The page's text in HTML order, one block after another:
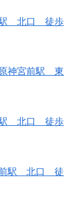
駅 北口 徒歩
神宮前駅 東
駅 北口 徒歩
前駅 北口 徒